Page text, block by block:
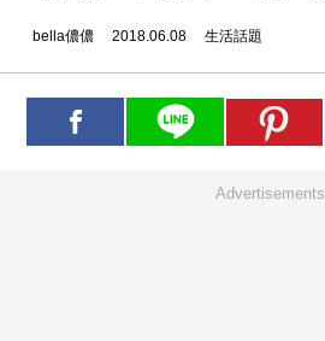
bella儂儂 2018.06.08 生活話題
Advertisements